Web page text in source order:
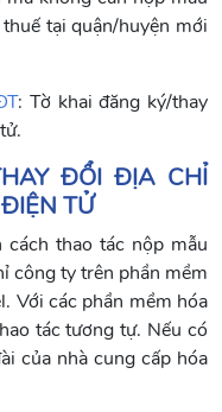
tại quận/huyện mới
: Tờ khai đăng ký/thay
ĐỔI ĐỊA CHỈ
TỬ
cách thao tác nộp mẫu
ty trên phần mềm
Với các phần mềm hóa
tác tương tự. Nếu có
của nhà cung cấp hóa